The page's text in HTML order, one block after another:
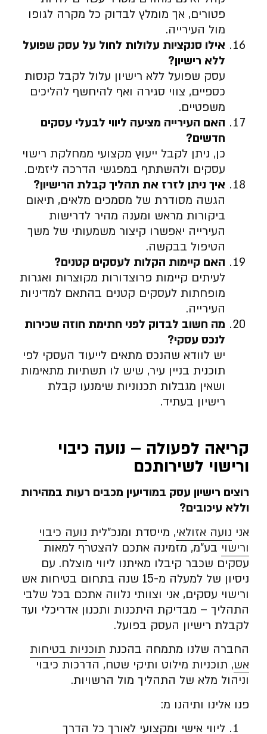
פטורים, אך מומלץ לבדוק כל מקרה לגופו
מול העירייה.
אילו סנקציות עלולות לחול על עסק שפועל
ללא רישיון?
עסק שפועל ללא רישיון עלול לקבל קנסות
כספיים, צווי סגירה ואף להיחשף להליכים
משפטיים.
האם העירייה מציעה ליווי לבעלי עסקים
חדשים?
כן, ניתן לקבל ייעוץ מקצועי ממחלקת רישוי
עסקים ולהשתתף במפגשי הדרכה ליזמים.
איך ניתן לזרז את תהליך קבלת הרישיון?
הגשה מסודרת של מסמכים מלאים, תיאום
ביקורות מראש ומענה מהיר לדרישות
העירייה יאפשרו קיצור משמעותי של משך
הטיפול בבקשה.
האם קיימות הקלות לעסקים קטנים?
לעיתים קיימות פרוצדורות מקוצרות ואגרות
מופחתות לעסקים קטנים בהתאם למדיניות
העירייה.
מה חשוב לבדוק לפני חתימת חוזה שכירות
לנכס עסקי?
יש לוודא שהנכס מתאים לייעוד העסקי לפי
תוכנית בניין עיר, שיש לו תשתיות מתאימות
ושאין מגבלות תכנוניות שימנעו קבלת
רישיון בעתיד.
קריאה לפעולה – נועה כיבוי
ורישוי לשירותכם
רוצים רישיון עסק במודיעין מכבים רעות במהירות
וללא עיכובים?
אני נועה אזולאי, מייסדת ומנכ”לית נועה כיבוי
ורישוי בע”מ, מזמינה אתכם להצטרף למאות
עסקים שכבר קיבלו מאיתנו ליווי מוצלח. עם
ניסיון של למעלה מ-15 שנה בתחום בטיחות אש
ורישוי עסקים, אני וצוותי נלווה אתכם בכל שלבי
התהליך – מבדיקת היתכנות ותכנון אדריכלי ועד
לקבלת רישיון העסק בפועל.
החברה שלנו מתמחה בהכנת תוכניות בטיחות
אש, תוכניות מילוט ותיקי שטח, הדרכות כיבוי
וניהול מלא של התהליך מול הרשויות.
פנו אלינו ותיהנו מ:
ליווי אישי ומקצועי לאורך כל הדרך